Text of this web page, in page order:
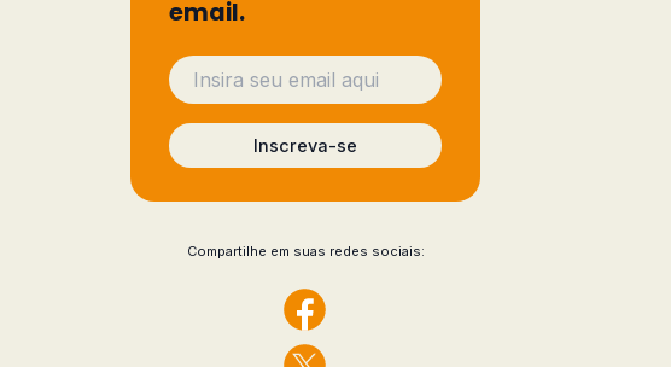
email.
Inscreva-se
Compartilhe em suas redes sociais: